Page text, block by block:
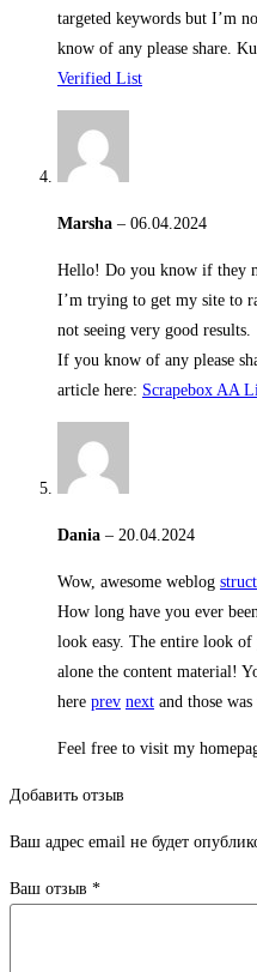
targeted keywords but I’m
know of any please share.
Verified List
Marsha – 06.04.2024
Hello! Do you know if they
I’m trying to get my site to
not seeing very good results.
If you know of any please
article here: Scrapebox AA
Dania – 20.04.2024
Wow, awesome weblog
How long have you ever
look easy. The entire look
alone the content material!
here prev next and those
Feel free to visit my
Добавить отзыв
Ваш адрес email не будет
Ваш отзыв *